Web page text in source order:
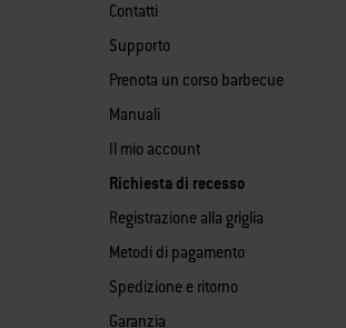
Contatti
Supporto
Prenota un corso barbecue
Manuali
Il mio account
Richiesta di recesso
Registrazione alla griglia
Metodi di pagamento
Spedizione e ritorno
Garanzia